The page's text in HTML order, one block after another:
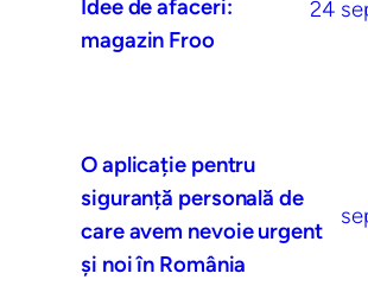
Idee de afaceri:
magazin Froo
24
O aplicație pentru
siguranță personală de
care avem nevoie urgent
și noi în România